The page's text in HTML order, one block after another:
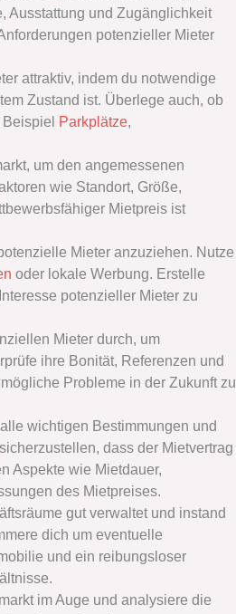
Ausstattung und Zugänglichkeit
potenzieller Mieter
attraktiv, indem du notwendige
Zustand ist. Überlege auch, ob
Parkplätze,
um den angemessenen
wie Standort, Größe,
Mietpreis ist
Mieter anzuziehen. Nutze
oder lokale Werbung. Erstelle
potenzieller Mieter zu
Mieter durch, um
ihre Bonität, Referenzen und
Probleme in der Zukunft zu
wichtigen Bestimmungen und
dass der Mietvertrag
Aspekte wie Mietdauer,
des Mietpreises.
gut verwaltet und instand
dich um eventuelle
und ein reibungsloser
im Auge und analysiere die